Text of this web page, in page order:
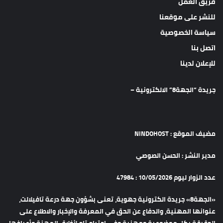
للنشر على موقعنا
سياسة الخصوصية
اتصل بنا
للإعلان لدينا
جريدة “الجهة8” الالكترونية –
مضيف الموقع : NINDOHOST
مدير النشر : الحسن الصوصي
عدد الزوار ليوم 10/05/2026 : 47984
«الجهة8» جريدة الكترونية جهوية، تعنى بشؤون جهة درعة تافيلالت،
عنوانها المهنية، والدفاع عن الحق في المعرفة والإخبار والاطلاع على